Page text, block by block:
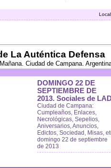
La Auténtica Defensa
Ciudad de Campana.
DOMINGO 22 DE
SEPTIEMBRE DE
2013. Sociales de
Ciudad de Campana:
Cumpleaños, Enlaces,
Necrológicas, Sepelios,
Aniversarios, Anuncios,
Edictos, Sociedad, Misas,
domingo 22 de septiembre
de 2013